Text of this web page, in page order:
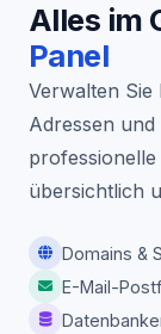
Alles im
Panel
Verwalten Sie
Adressen
übersichtlich
Domains &
E-Mail-